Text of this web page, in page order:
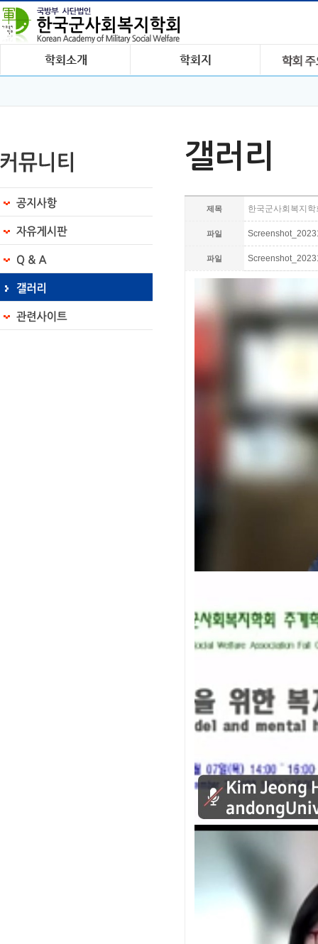
갤러리
제목 한국군사회복지
파일
파일